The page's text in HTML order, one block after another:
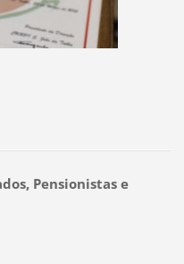
Pensionistas e